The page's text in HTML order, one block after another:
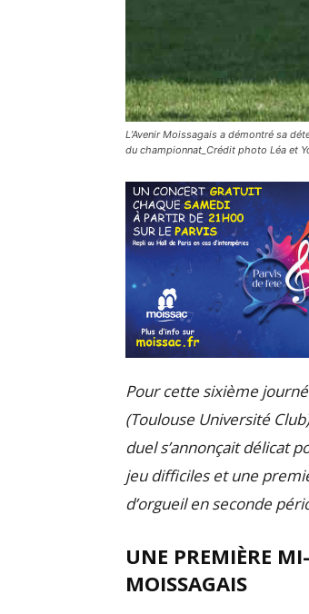
L’Avenir Moissagais a démontré sa
du championnat_Crédit photo Léa et
Pour cette sixième
(Toulouse Université
duel s’annonçait délicat
jeu difficiles et une
d’orgueil en seconde
UNE PREMIÈRE
MOISSAGAIS